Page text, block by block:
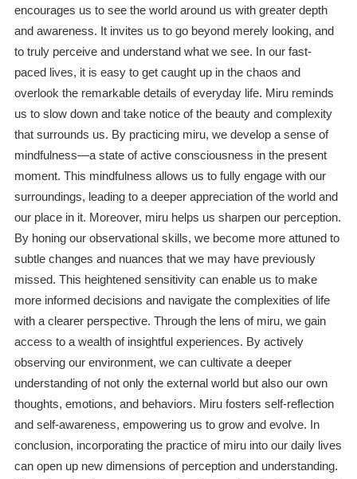
encourages us to see the world around us with greater depth
and awareness. It invites us to go beyond merely looking, and
to truly perceive and understand what we see. In our fast-
paced lives, it is easy to get caught up in the chaos and
overlook the remarkable details of everyday life. Miru reminds
us to slow down and take notice of the beauty and complexity
that surrounds us. By practicing miru, we develop a sense of
mindfulness—a state of active consciousness in the present
moment. This mindfulness allows us to fully engage with our
surroundings, leading to a deeper appreciation of the world and
our place in it. Moreover, miru helps us sharpen our perception.
By honing our observational skills, we become more attuned to
subtle changes and nuances that we may have previously
missed. This heightened sensitivity can enable us to make
more informed decisions and navigate the complexities of life
with a clearer perspective. Through the lens of miru, we gain
access to a wealth of insightful experiences. By actively
observing our environment, we can cultivate a deeper
understanding of not only the external world but also our own
thoughts, emotions, and behaviors. Miru fosters self-reflection
and self-awareness, empowering us to grow and evolve. In
conclusion, incorporating the practice of miru into our daily lives
can open up new dimensions of perception and understanding.